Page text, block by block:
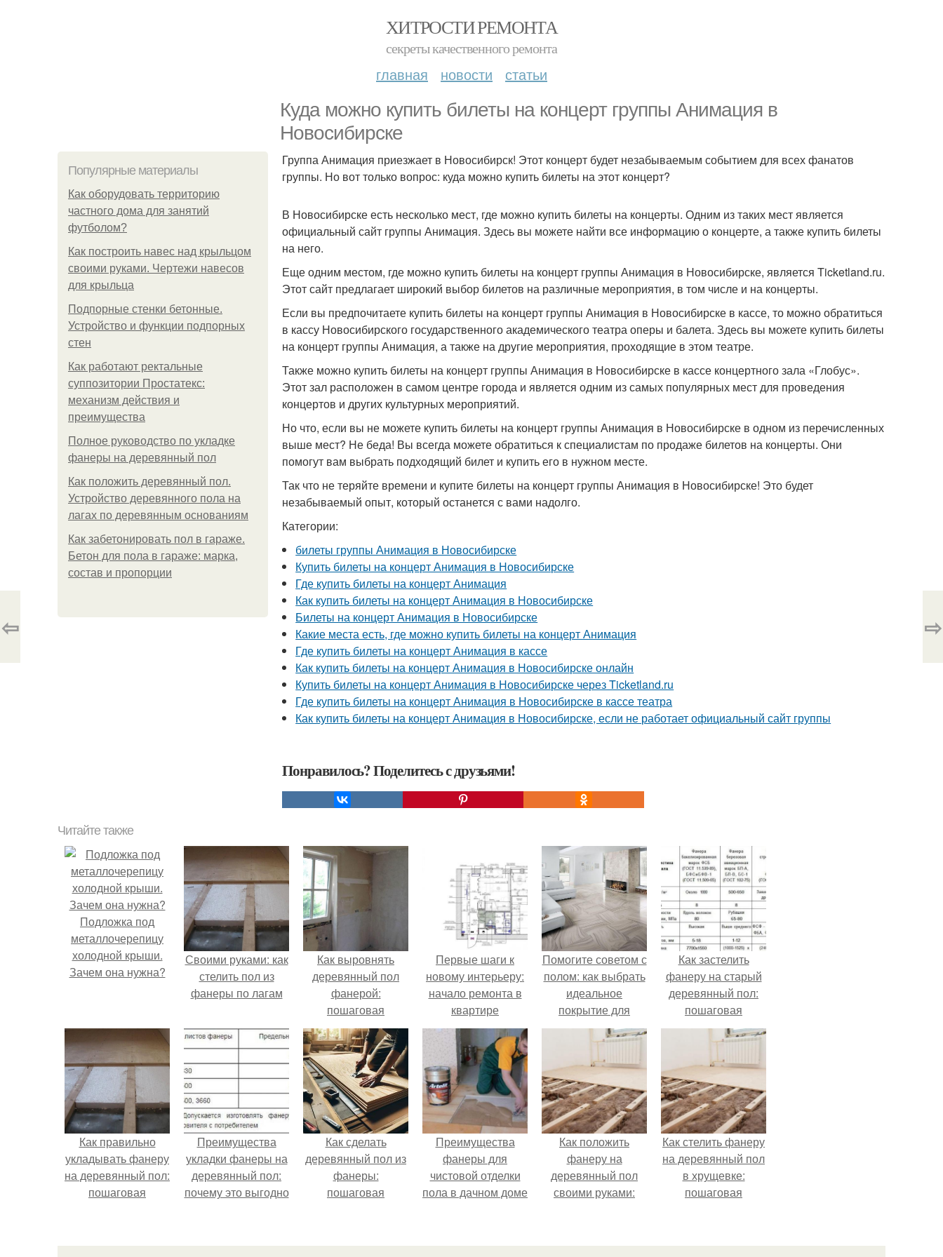
ХИТРОСТИ РЕМОНТА
секреты качественного ремонта
главная новости статьи
Куда можно купить билеты на концерт группы Анимация в
Новосибирске
Популярные материалы
Как оборудовать территорию
частного дома для занятий
футболом?
Как построить навес над крыльцом
своими руками. Чертежи навесов
для крыльца
Подпорные стенки бетонные.
Устройство и функции подпорных
стен
Как работают ректальные
суппозитории Простатекс:
механизм действия и
преимущества
Полное руководство по укладке
фанеры на деревянный пол
Как положить деревянный пол.
Устройство деревянного пола на
лагах по деревянным основаниям
Как забетонировать пол в гараже.
Бетон для пола в гараже: марка,
состав и пропорции
Группа Анимация приезжает в Новосибирск! Этот концерт будет незабываемым событием для всех фанатов
группы. Но вот только вопрос: куда можно купить билеты на этот концерт?
В Новосибирске есть несколько мест, где можно купить билеты на концерты. Одним из таких мест является
официальный сайт группы Анимация. Здесь вы можете найти все информацию о концерте, а также купить билеты
на него.
Еще одним местом, где можно купить билеты на концерт группы Анимация в Новосибирске, является Ticketland.ru.
Этот сайт предлагает широкий выбор билетов на различные мероприятия, в том числе и на концерты.
Если вы предпочитаете купить билеты на концерт группы Анимация в Новосибирске в кассе, то можно обратиться
в кассу Новосибирского государственного академического театра оперы и балета. Здесь вы можете купить билеты
на концерт группы Анимация, а также на другие мероприятия, проходящие в этом театре.
Также можно купить билеты на концерт группы Анимация в Новосибирске в кассе концертного зала «Глобус».
Этот зал расположен в самом центре города и является одним из самых популярных мест для проведения
концертов и других культурных мероприятий.
Но что, если вы не можете купить билеты на концерт группы Анимация в Новосибирске в одном из перечисленных
выше мест? Не беда! Вы всегда можете обратиться к специалистам по продаже билетов на концерты. Они
помогут вам выбрать подходящий билет и купить его в нужном месте.
Так что не теряйте времени и купите билеты на концерт группы Анимация в Новосибирске! Это будет
незабываемый опыт, который останется с вами надолго.
Категории:
билеты группы Анимация в Новосибирске
Купить билеты на концерт Анимация в Новосибирске
Где купить билеты на концерт Анимация
Как купить билеты на концерт Анимация в Новосибирске
Билеты на концерт Анимация в Новосибирске
Какие места есть, где можно купить билеты на концерт Анимация
Где купить билеты на концерт Анимация в кассе
Как купить билеты на концерт Анимация в Новосибирске онлайн
Купить билеты на концерт Анимация в Новосибирске через Ticketland.ru
Где купить билеты на концерт Анимация в Новосибирске в кассе театра
Как купить билеты на концерт Анимация в Новосибирске, если не работает официальный сайт группы
Понравилось? Поделитесь с друзьями!
⇦ ⇨
Читайте также
Подложка под
металлочерепицу
холодной крыши.
Зачем она нужна?
Своими руками: как
стелить пол из
фанеры по лагам
Как выровнять
деревянный пол
фанерой:
пошаговая
инструкция
Первые шаги к
новому интерьеру:
начало ремонта в
квартире
Помогите советом с
полом: как выбрать
идеальное
покрытие для
вашего дома
Как застелить
фанеру на старый
деревянный пол:
пошаговая
инструкция
Как правильно
укладывать фанеру
на деревянный пол:
пошаговая
Преимущества
укладки фанеры на
деревянный пол:
почему это выгодно
Как сделать
деревянный пол из
фанеры:
пошаговая
Преимущества
фанеры для
чистовой отделки
пола в дачном доме
Как положить
фанеру на
деревянный пол
своими руками:
Как стелить фанеру
на деревянный пол
в хрущевке:
пошаговая